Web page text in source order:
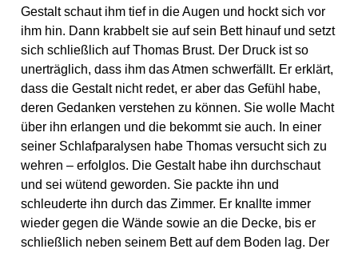
Gestalt schaut ihm tief in die Augen und hockt sich vor
ihm hin. Dann krabbelt sie auf sein Bett hinauf und setzt
sich schließlich auf Thomas Brust. Der Druck ist so
unerträglich, dass ihm das Atmen schwerfällt. Er erklärt,
dass die Gestalt nicht redet, er aber das Gefühl habe,
deren Gedanken verstehen zu können. Sie wolle Macht
über ihn erlangen und die bekommt sie auch. In einer
seiner Schlafparalysen habe Thomas versucht sich zu
wehren – erfolglos. Die Gestalt habe ihn durchschaut
und sei wütend geworden. Sie packte ihn und
schleuderte ihn durch das Zimmer. Er knallte immer
wieder gegen die Wände sowie an die Decke, bis er
schließlich neben seinem Bett auf dem Boden lag. Der